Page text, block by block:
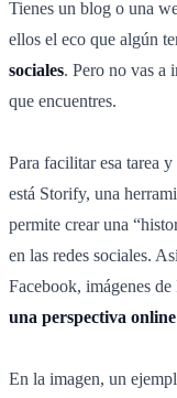
Tienes un blog o una
ellos el eco que algún
sociales. Pero no vas a
que encuentres.
Para facilitar esa tarea
está Storify, una
permite crear una
en las redes sociales.
Facebook, imágenes
una perspectiva
En la imagen, un